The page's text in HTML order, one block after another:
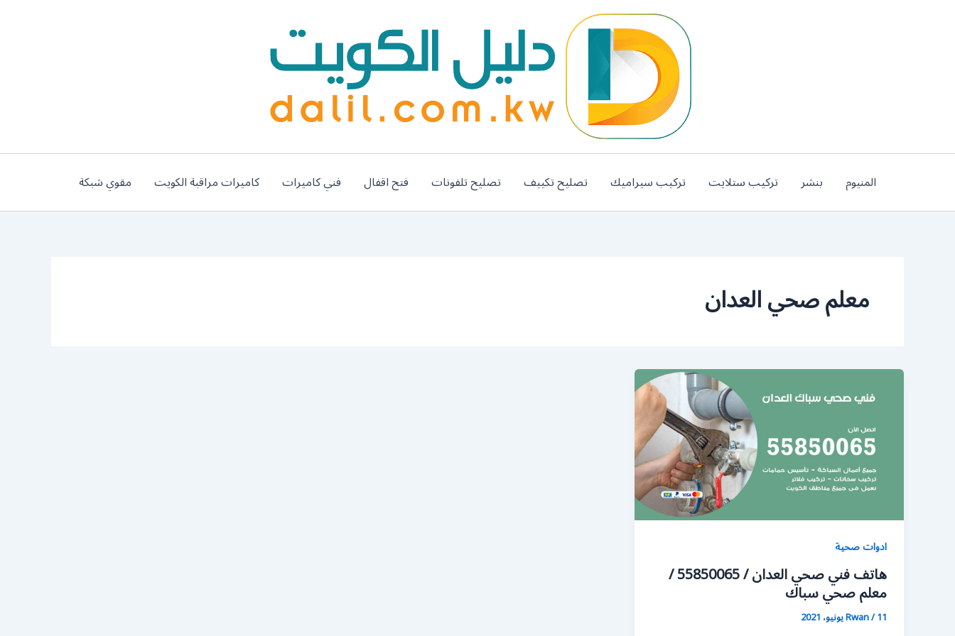
المنيوم بنشر تركيب ستلايت تركيب سيراميك تصليح تكييف تصليح تلفونات فتح اقفال فني كاميرات كاميرات مراقبة الكويت مقوي شبكة
معلم صحي العدان
ادوات صحية
هاتف فني صحي العدان / 55850065 /
معلم صحي سباك
Rwan/11 يونيو، 2021